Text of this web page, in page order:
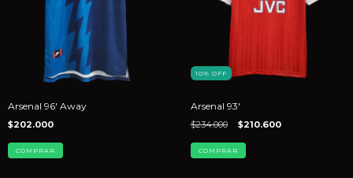
Arsenal 96' Away
$202.000
COMPRAR
10% OFF
Arsenal 93'
$234.000 $210.600
COMPRAR